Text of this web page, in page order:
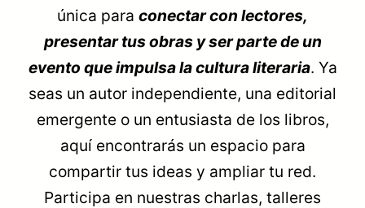
única para conectar con lectores,
presentar tus obras y ser parte de un
evento que impulsa la cultura literaria. Ya
seas un autor independiente, una editorial
emergente o un entusiasta de los libros,
aquí encontrarás un espacio para
compartir tus ideas y ampliar tu red.
Participa en nuestras charlas, talleres